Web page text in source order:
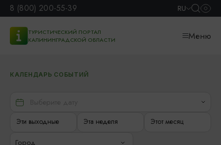
8 (800) 200-55-39 RU
ТУРИСТИЧЕСКИЙ ПОРТАЛ
КАЛИНИНГРАДСКОЙ ОБЛАСТИ
Меню
КАЛЕНДАРЬ СОБЫТИЙ
Эти выходные Эта неделя Этот месяц
Город